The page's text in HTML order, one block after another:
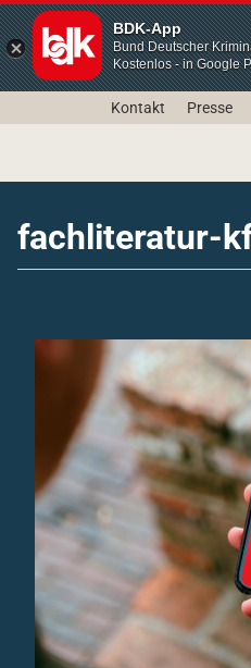
BDK-App
Bund Deutscher
Kostenlos - in Google
Kontakt Presse
fachliteratur-